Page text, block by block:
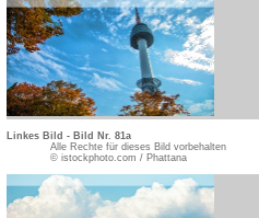
Linkes Bild - Bild Nr. 81a
Alle Rechte für dieses Bild vorbehalten
© istockphoto.com / Phattana